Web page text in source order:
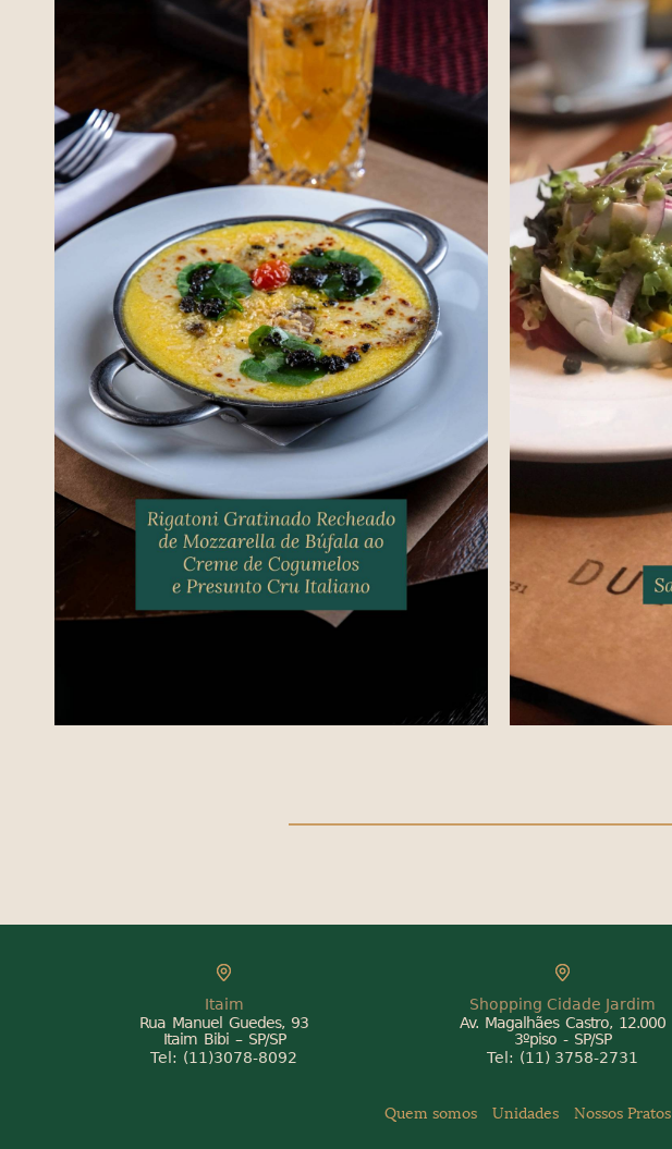
Itaim
Rua Manuel Guedes, 93
Itaim Bibi – SP/SP
Tel: (11)3078-8092
Shopping Cidade Jardim
Av. Magalhães Castro, 12.000
3ºpiso - SP/SP
Tel: (11) 3758-2731
Quem somos Unidades Nossos Pratos